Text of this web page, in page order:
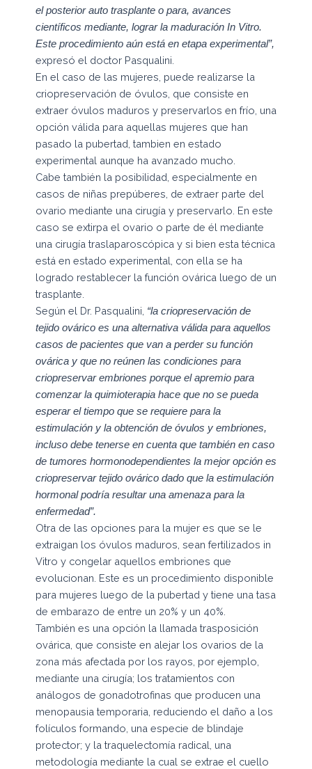
el posterior auto trasplante o para, avances
científicos mediante, lograr la maduración In Vitro.
Este procedimiento aún está en etapa experimental”,
expresó el doctor Pasqualini.
En el caso de las mujeres, puede realizarse la
criopreservación de óvulos, que consiste en
extraer óvulos maduros y preservarlos en frío, una
opción válida para aquellas mujeres que han
pasado la pubertad, tambien en estado
experimental aunque ha avanzado mucho.
Cabe también la posibilidad, especialmente en
casos de niñas prepúberes, de extraer parte del
ovario mediante una cirugía y preservarlo. En este
caso se extirpa el ovario o parte de él mediante
una cirugía traslaparoscópica y si bien esta técnica
está en estado experimental, con ella se ha
logrado restablecer la función ovárica luego de un
trasplante.
Según el Dr. Pasqualini, “la criopreservación de
tejido ovárico es una alternativa válida para aquellos
casos de pacientes que van a perder su función
ovárica y que no reúnen las condiciones para
criopreservar embriones porque el apremio para
comenzar la quimioterapia hace que no se pueda
esperar el tiempo que se requiere para la
estimulación y la obtención de óvulos y embriones,
incluso debe tenerse en cuenta que también en caso
de tumores hormonodependientes la mejor opción es
criopreservar tejido ovárico dado que la estimulación
hormonal podría resultar una amenaza para la
enfermedad”.
Otra de las opciones para la mujer es que se le
extraigan los óvulos maduros, sean fertilizados in
Vitro y congelar aquellos embriones que
evolucionan. Este es un procedimiento disponible
para mujeres luego de la pubertad y tiene una tasa
de embarazo de entre un 20% y un 40%.
También es una opción la llamada trasposición
ovárica, que consiste en alejar los ovarios de la
zona más afectada por los rayos, por ejemplo,
mediante una cirugía; los tratamientos con
análogos de gonadotrofinas que producen una
menopausia temporaria, reduciendo el daño a los
folículos formando, una especie de blindaje
protector; y la traquelectomía radical, una
metodología mediante la cual se extrae el cuello